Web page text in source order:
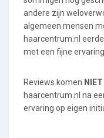
andere zijn
algemeen mensen
haarcentrum.nl
met een fijne ervaring.
Reviews komen NIET
haarcentrum.nl na
ervaring op eigen